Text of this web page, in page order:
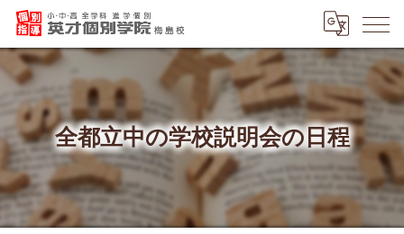
全都立中の学校説明会の日程